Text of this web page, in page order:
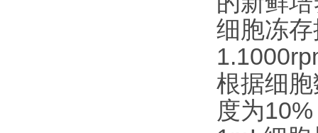
细胞冻
根据细
度为